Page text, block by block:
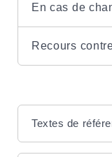
En cas de
Recours
Textes de